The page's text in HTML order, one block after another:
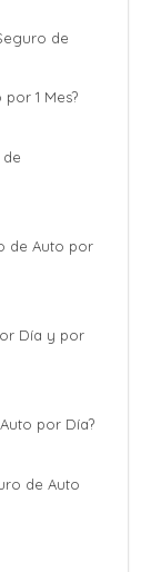
de
1 Mes?
de
de Auto por
Día y por
por Día?
de Auto